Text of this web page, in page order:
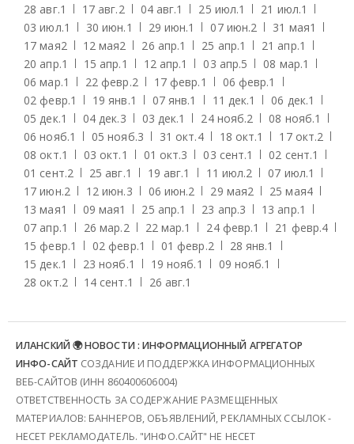
28 авг.1 17 авг.2 04 авг.1 25 июл.1 21 июл.1
03 июл.1 30 июн.1 29 июн.1 07 июн.2 31 мая1
17 мая2 12 мая2 26 апр.1 25 апр.1 21 апр.1
20 апр.1 15 апр.1 12 апр.1 03 апр.5 08 мар.1
06 мар.1 22 февр.2 17 февр.1 06 февр.1
02 февр.1 19 янв.1 07 янв.1 11 дек.1 06 дек.1
05 дек.1 04 дек.3 03 дек.1 24 нояб.2 08 нояб.1
06 нояб.1 05 нояб.3 31 окт.4 18 окт.1 17 окт.2
08 окт.1 03 окт.1 01 окт.3 03 сент.1 02 сент.1
01 сент.2 25 авг.1 19 авг.1 11 июл.2 07 июл.1
17 июн.2 12 июн.3 06 июн.2 29 мая2 25 мая4
13 мая1 09 мая1 25 апр.1 23 апр.3 13 апр.1
07 апр.1 26 мар.2 22 мар.1 24 февр.1 21 февр.4
15 февр.1 02 февр.1 01 февр.2 28 янв.1
15 дек.1 23 нояб.1 19 нояб.1 09 нояб.1
28 окт.2 14 сент.1 26 авг.1
ИЛАНСКИЙ 🌍 НОВОСТИ : ИНФОРМАЦИОННЫЙ АГРЕГАТОР
ИНФО-САЙТ СОЗДАНИЕ И ПОДДЕРЖКА ИНФОРМАЦИОННЫХ
ВЕБ-САЙТОВ (ИНН 860400606004)
ОТВЕТСТВЕННОСТЬ ЗА СОДЕРЖАНИЕ РАЗМЕЩЕННЫХ
МАТЕРИАЛОВ: БАННЕРОВ, ОБЪЯВЛЕНИЙ, РЕКЛАМНЫХ ССЫЛОК -
НЕСЕТ РЕКЛАМОДАТЕЛЬ. "ИНФО.САЙТ" НЕ НЕСЕТ